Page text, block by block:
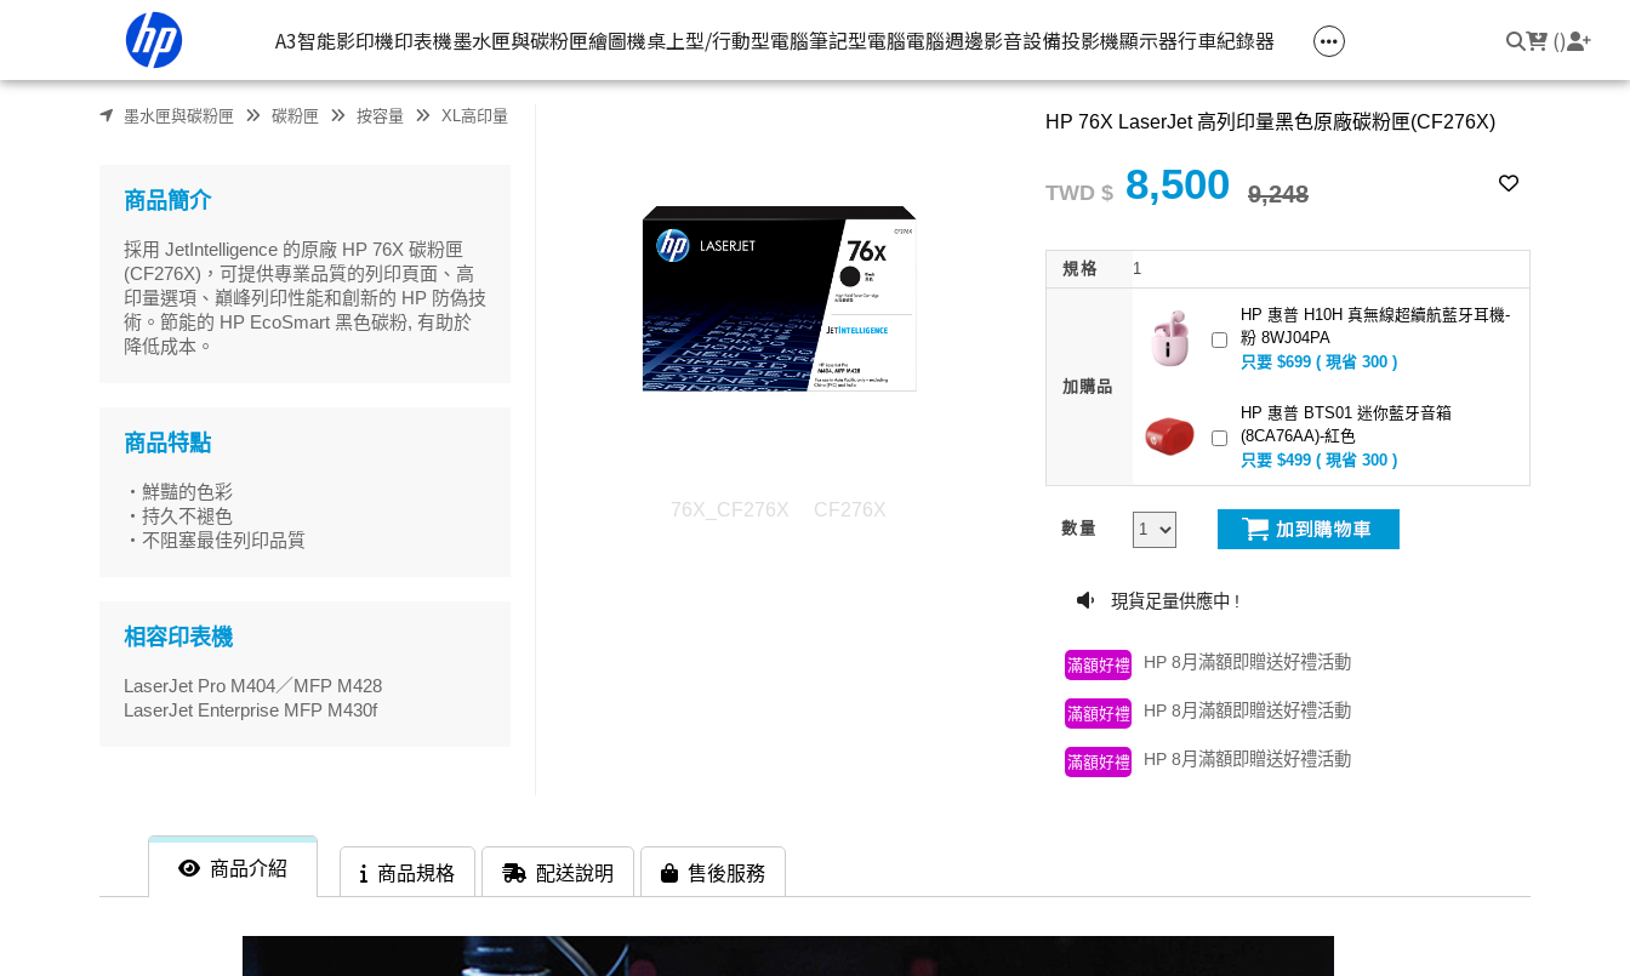
HP 76X LaserJet 高列印量黑色原廠碳粉匣(CF276X) | HP® 惠普台灣原廠購物網
推薦好友回饋
A3智能影印機印表機
按類型
雷射印表機
相片印表機
商用
設計工程用
多功能事務機
多功能傳真事務機
單功能掃描器
其他附加功能
墨水匣與碳粉匣
按顏色
繪圖機桌上型/行動型電腦
Z6
Z8
筆記型電腦
Pavilion 星鑽系列
OmniBook 系列
Elitebook 系列
ZBook 系列
電競筆電
光影Victus 系列
筆電周邊
變壓器
筆電支架
電腦週邊
硬碟外接盒
影音設備
耳機
有線耳機
影音週邊
HDMI 切換器 / 分配器
投影機
簡報周邊
簡報滑鼠
顯示器行車紀錄器 ()
墨水匣與碳粉匣 碳粉匣 按容量 XL高印量
商品簡介
採用 JetIntelligence 的原廠 HP 76X 碳粉匣
(CF276X)，可提供專業品質的列印頁面、高
印量選項、巔峰列印性能和創新的 HP 防偽技
術。節能的 HP EcoSmart 黑色碳粉, 有助於
降低成本。
商品特點
・鮮豔的色彩
・持久不褪色
・不阻塞最佳列印品質
相容印表機
LaserJet Pro M404／MFP M428
LaserJet Enterprise MFP M430f
76X_CF276X CF276X
HP 76X LaserJet 高列印量黑色原廠碳粉匣(CF276X)
TWD $ 8,500 9,248
規格 1
加購品
HP 惠普 H10H 真無線超續航藍牙耳機-
粉 8WJ04PA
只要 $699 ( 現省 300 )
HP 惠普 BTS01 迷你藍牙音箱
(8CA76AA)-紅色
只要 $499 ( 現省 300 )
數量
現貨足量供應中 !
滿額好禮 HP 8月滿額即贈送好禮活動
滿額好禮 HP 8月滿額即贈送好禮活動
滿額好禮 HP 8月滿額即贈送好禮活動
商品介紹 商品規格 配送說明 售後服務